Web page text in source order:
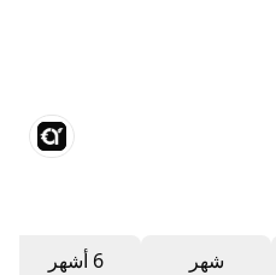
شهر
6 أشهر